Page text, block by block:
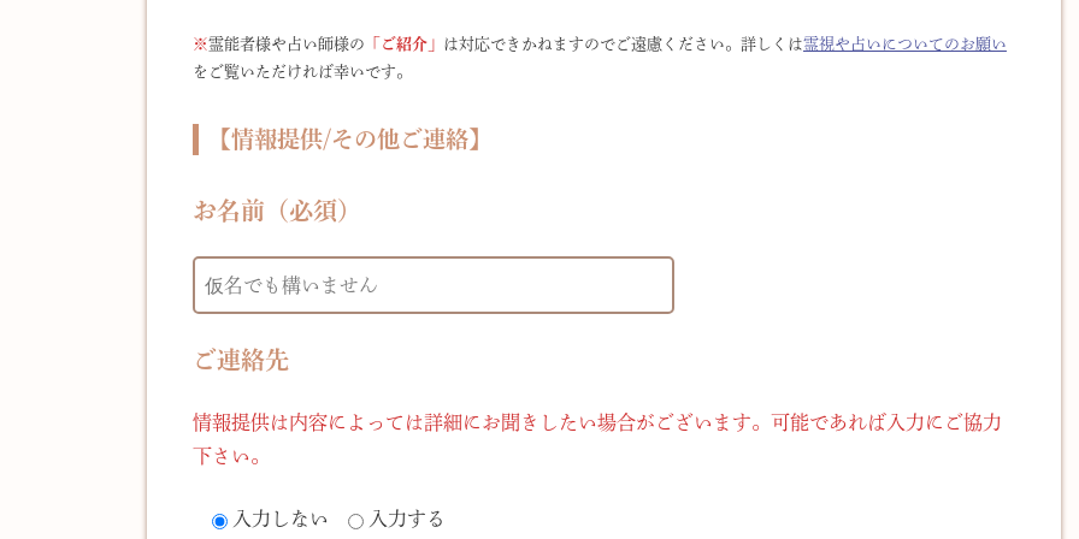
※霊能者様や占い師様の 「ご紹介」 は対応できかねますのでご遠慮ください。詳しくは霊視や占いについてのお願い
をご覧いただければ幸いです。
【情報提供/その他ご連絡】
お名前（必須）
ご連絡先
情報提供は内容によっては詳細にお聞きしたい場合がございます。可能であれば入力にご協力
下さい。
入力しない 入力する